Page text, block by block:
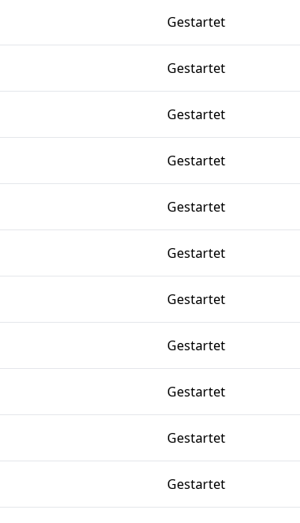
Gestartet
Gestartet
Gestartet
Gestartet
Gestartet
Gestartet
Gestartet
Gestartet
Gestartet
Gestartet
Gestartet